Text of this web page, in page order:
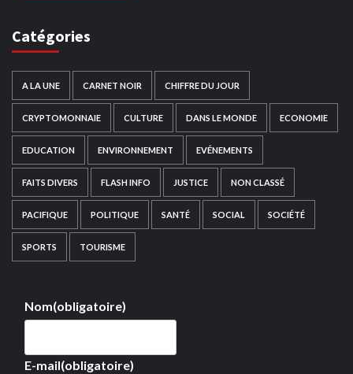
Catégories
A LA UNE CARNET NOIR CHIFFRE DU JOUR
CRYPTOMONNAIE CULTURE DANS LE MONDE ECONOMIE
EDUCATION ENVIRONNEMENT EVÉNEMENTS
FAITS DIVERS FLASH INFO JUSTICE NON CLASSÉ
PACIFIQUE POLITIQUE SANTÉ SOCIAL SOCIÉTÉ
SPORTS TOURISME
Nom(obligatoire)
E-mail(obligatoire)